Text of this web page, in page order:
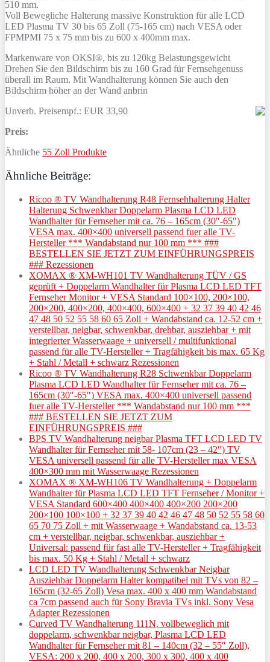
510 mm.
Voll Bewegliche Halterung massive Konstruktion für alle LCD
LED Plasma TV 30 bis 65 Zoll (75-165 cm) nach VESA oder
FPMPMI 75 x 75 mm bis zu 600 x 400mm max.
Markenware von OKSI®, bis zu 120kg Belastungsgewicht
Drehen Sie den Bildschirm bis zu 160 Grad für Fernsehgenuss
überall im Raum. Mit Wandhalterung können Sie auch den
Bildschirm höher an der Wand anbrin
Unverb. Preisempf.: EUR 33,90
Preis:
Ähnliche 55 Zoll Produkte
Ähnliche Beiträge:
Ricoo ® TV Wandhalterung R48 Fernsehhalterung Halter
Halterung Schwenkbar Doppelarm Plasma LCD LED
Wandhalter für Fernseher mit ca. 76 – 165cm (30″-65″)
VESA max. 400×400 universell passend fuer alle TV-
Hersteller *** Wandabstand nur 100 mm *** ###
BESTELLEN SIE JETZT ZUM EINFÜHRUNGSPREIS
### Rezessionen
XOMAX ® XM-WH101 TV Wandhalterung TÜV / GS
geprüft + Doppelarm Wandhalter für Plasma LCD LED TFT
Fernseher Monitor + VESA Standard 100×100, 200×100,
200×200, 400×200, 400×400, 600×400 + 32 37 39 40 42 46
47 48 50 52 55 58 60 65 Zoll + Wandabstand ca. 12-52 cm +
verstellbar, neigbar, schwenkbar, drehbar, ausziehbar + mit
integrierter Wasserwaage + universell / multifunktional
passend für alle TV-Hersteller + Tragfähigkeit bis max. 65 Kg
+ Stahl / Metall + schwarz Rezessionen
Ricoo ® TV Wandhalterung R28 Schwenkbar Doppelarm
Plasma LCD LED Wandhalter für Fernseher mit ca. 76 –
165cm (30″-65″) VESA max. 400×400 universell passend
fuer alle TV-Hersteller *** Wandabstand nur 100 mm ***
### BESTELLEN SIE JETZT ZUM
EINFÜHRUNGSPREIS ###
BPS TV Wandhalterung neigbar Plasma TFT LCD LED TV
Wandhalter für Fernseher mit 58- 107cm (23 – 42″) TV
VESA universell passend für alle TV-Hersteller max VESA
400×300 mm mit Wasserwaage Rezessionen
XOMAX ® XM-WH106 TV Wandhalterung + Doppelarm
Wandhalter für Plasma LCD LED TFT Fernseher / Monitor +
VESA Standard 600×400 400×400 400×200 200×200
200×100 100×100 + 32 37 39 40 42 46 47 48 50 52 55 58 60
65 70 75 Zoll + mit Wasserwaage + Wandabstand ca. 13-53
cm + verstellbar, neigbar, schwenkbar, ausziehbar +
Universal: passend für fast alle TV-Hersteller + Tragfähigkeit
bis max. 50 Kg + Stahl / Metall + schwarz
LCD LED TV Wandhalterung Schwenkbar Neigbar
Ausziehbar Doppelarm Halter kompatibel mit TVs von 82 –
165cm (32-65 Zoll) Vesa max. 400 x 400 mm Wandabstand
ca 7cm passend auch für Sony Bravia TVs inkl. Sony Vesa
Adapter Rezessionen
Curved TV Wandhalterung 111N, vollbeweglich mit
doppelarm, schwenkbar neigbar, Plasma LCD LED
Wandhalter für Fernseher mit 81 – 140cm (32 – 55″ Zoll),
VESA: 200 x 200, 400 x 200, 300 x 300, 400 x 400